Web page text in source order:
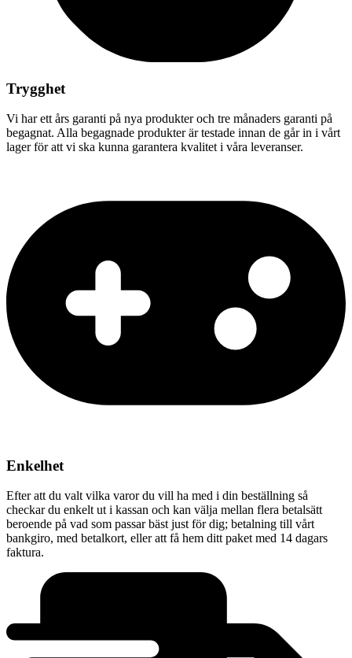
Trygghet
Vi har ett års garanti på nya produkter och tre månaders garanti på
begagnat. Alla begagnade produkter är testade innan de går in i vårt
lager för att vi ska kunna garantera kvalitet i våra leveranser.
Enkelhet
Efter att du valt vilka varor du vill ha med i din beställning så
checkar du enkelt ut i kassan och kan välja mellan flera betalsätt
beroende på vad som passar bäst just för dig; betalning till vårt
bankgiro, med betalkort, eller att få hem ditt paket med 14 dagars
faktura.